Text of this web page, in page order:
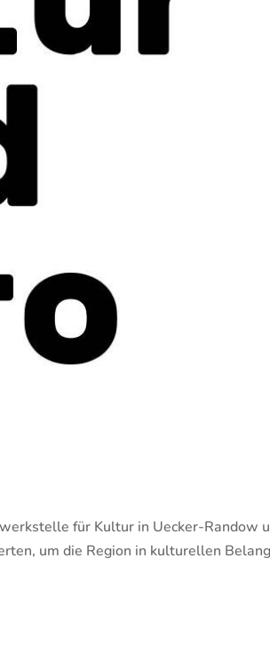
für Kultur in Uecker-Randow
um die Region in kulturellen